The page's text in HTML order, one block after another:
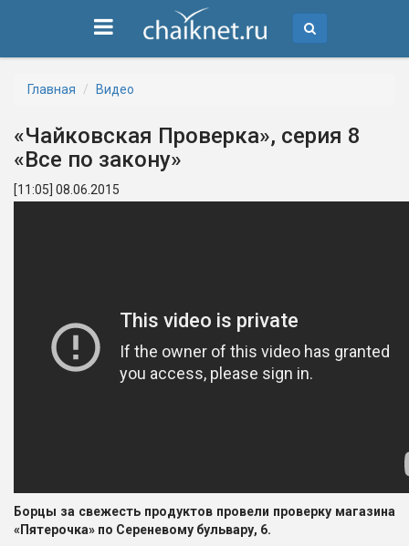
Главная Видео
«Чайковская Проверка», серия 8
«Все по закону»
[11:05] 08.06.2015
Борцы за свежесть продуктов провели проверку магазина
«Пятерочка» по Сереневому бульвару, 6.